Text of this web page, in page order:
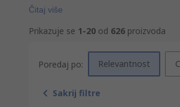
Čitaj više
Prikazuje se 1-20 od 626 proizvoda
Poredaj po: Relevantnost
Sakrij filtre